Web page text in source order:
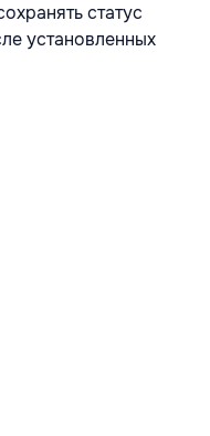
статус
установленных